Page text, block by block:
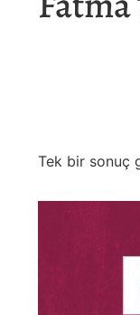
Tek bir sonuç